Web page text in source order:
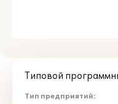
Типовой
Тип предприятий: